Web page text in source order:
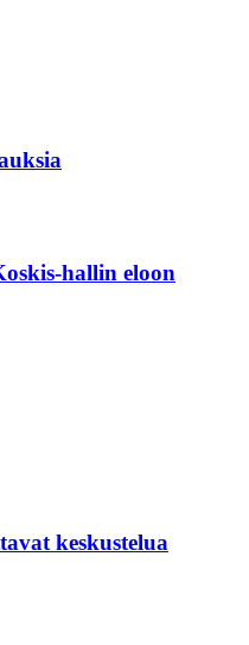
hallin eloon
keskustelua